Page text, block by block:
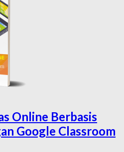
Online Berbasis
Google Classroom